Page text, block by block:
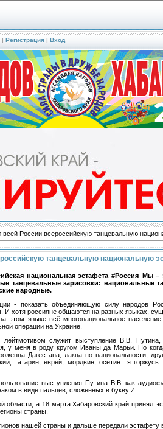
| Регистрация| Вход
всей России всероссийскую танцевальную
танцевальную национальную
национальная эстафета #Россия_Мы
танцевальные зарисовки: национальные
народные.
- показать объединяющую силу народов
И хотя россияне общаются на разных языках,
этом языке всё многонациональное
операции на Украине.
лейтмотивом служит выступление В.В.
у меня в роду кругом Иваны да Марьи. Но
Дагестана, лакца по национальности,
татарин, еврей, мордвин, осетин…я горжусь
выступления Путина В.В. как
в виде пальцев, сложенных в букву Z.
области, а 18 марта Хабаровский край принял
страны.
нашей страны и дальше передали эстафету